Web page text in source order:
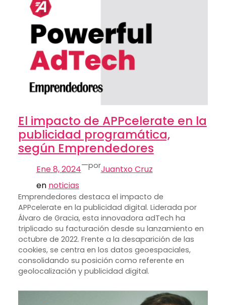
El impacto de APPcelerate en la
publicidad programática,
según Emprendedores
Ene 8, 2024—porJuantxo Cruz
en noticias
Emprendedores destaca el impacto de
APPcelerate en la publicidad digital. Liderada por
Álvaro de Gracia, esta innovadora adTech ha
triplicado su facturación desde su lanzamiento en
octubre de 2022. Frente a la desaparición de las
cookies, se centra en los datos geoespaciales,
consolidando su posición como referente en
geolocalización y publicidad digital.